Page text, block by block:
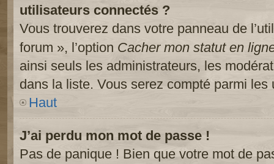
utilisateurs connectés ?
Vous trouverez dans votre panneau de
forum », l’option Cacher mon statut en
ainsi seuls les administrateurs, les
dans la liste. Vous serez compté parmi
Haut
J’ai perdu mon mot de passe !
Pas de panique ! Bien que votre mot de